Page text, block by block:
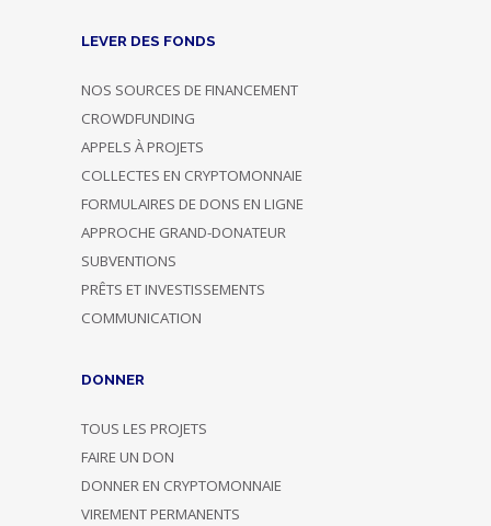
LEVER DES FONDS
NOS SOURCES DE FINANCEMENT
CROWDFUNDING
APPELS À PROJETS
COLLECTES EN CRYPTOMONNAIE
FORMULAIRES DE DONS EN LIGNE
APPROCHE GRAND-DONATEUR
SUBVENTIONS
PRÊTS ET INVESTISSEMENTS
COMMUNICATION
DONNER
TOUS LES PROJETS
FAIRE UN DON
DONNER EN CRYPTOMONNAIE
VIREMENT PERMANENTS